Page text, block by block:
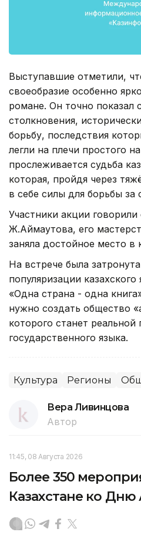
Выступавшие отметили,
своеобразие особенно
романе. Он точно показал
столкновения,
борьбу, последствия
легли на плечи простого
прослеживается судьба
которая, пройдя через
в себе силы для борьбы за
Участники акции
Ж.Аймаутова, его
заняла достойное место в
На встрече была
популяризации
«Одна страна - одна
нужно создать общество
которого станет
государственного языка.
Культура Регионы
Вера Ливинцова
Автор
11:45, 08 Августа 2026
Более 350
Казахстане ко Дню